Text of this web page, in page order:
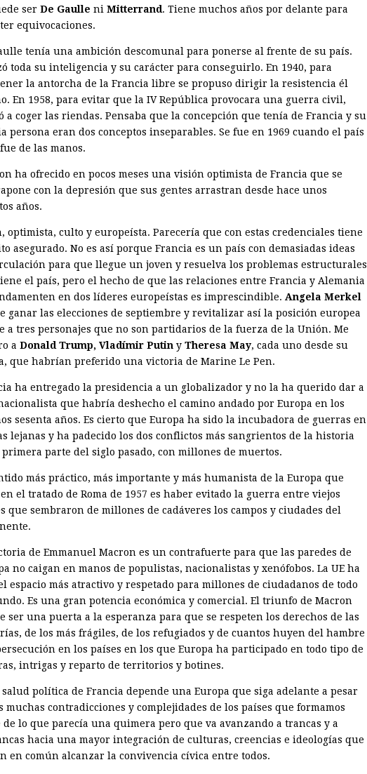
ser De Gaulle ni Mitterrand. Tiene muchos años por delante para
equivocaciones.
tenía una ambición descomunal para ponerse al frente de su país.
toda su inteligencia y su carácter para conseguirlo. En 1940, para
la antorcha de la Francia libre se propuso dirigir la resistencia él
En 1958, para evitar que la IV República provocara una guerra civil,
a coger las riendas. Pensaba que la concepción que tenía de Francia y su
persona eran dos conceptos inseparables. Se fue en 1969 cuando el país
de las manos.
ha ofrecido en pocos meses una visión optimista de Francia que se
con la depresión que sus gentes arrastran desde hace unos
años.
optimista, culto y europeísta. Parecería que con estas credenciales tiene
asegurado. No es así porque Francia es un país con demasiadas ideas
para que llegue un joven y resuelva los problemas estructurales
el país, pero el hecho de que las relaciones entre Francia y Alemania
en dos líderes europeístas es imprescindible. Angela Merkel
ganar las elecciones de septiembre y revitalizar así la posición europea
a tres personajes que no son partidarios de la fuerza de la Unión. Me
a Donald Trump, Vladímir Putin y Theresa May, cada uno desde su
que habrían preferido una victoria de Marine Le Pen.
ha entregado la presidencia a un globalizador y no la ha querido dar a
que habría deshecho el camino andado por Europa en los
sesenta años. Es cierto que Europa ha sido la incubadora de guerras en
lejanas y ha padecido los dos conflictos más sangrientos de la historia
parte del siglo pasado, con millones de muertos.
más práctico, más importante y más humanista de la Europa que
el tratado de Roma de 1957 es haber evitado la guerra entre viejos
que sembraron de millones de cadáveres los campos y ciudades del
de Emmanuel Macron es un contrafuerte para que las paredes de
no caigan en manos de populistas, nacionalistas y xenófobos. La UE ha
espacio más atractivo y respetado para millones de ciudadanos de todo
Es una gran potencia económica y co­mercial. El triunfo de Macron
ser una puerta a la esperanza para que se respeten los derechos de las
de los más frágiles, de los refugiados y de cuantos huyen del hambre
en los países en los que Europa ha participado en todo tipo de
intrigas y reparto de territorios y botines.
salud política de Francia depende una Europa que siga adelante a pesar
muchas contradicciones y complejidades de los países que formamos
de lo que parecía una quimera pero que va avanzando a trancas y a
hacia una mayor inte­gración de culturas, creencias e ideologías que
en común alcanzar la convi­vencia cívica entre todos.